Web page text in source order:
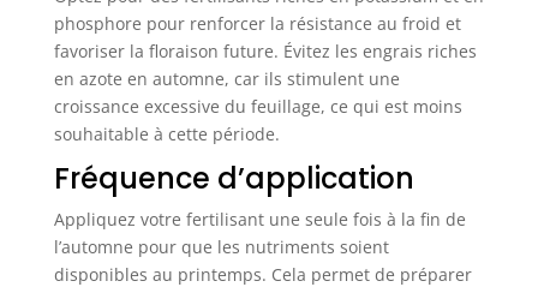
phosphore pour renforcer la résistance au froid et
favoriser la floraison future. Évitez les engrais riches
en azote en automne, car ils stimulent une
croissance excessive du feuillage, ce qui est moins
souhaitable à cette période.
Fréquence d’application
Appliquez votre fertilisant une seule fois à la fin de
l’automne pour que les nutriments soient
disponibles au printemps. Cela permet de préparer